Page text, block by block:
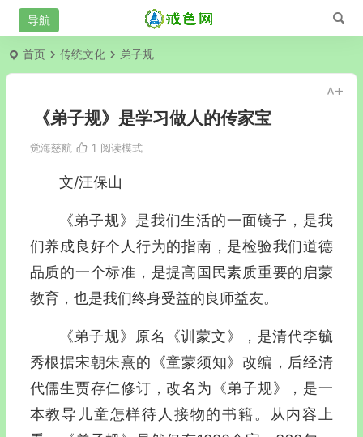
首页 传统文化 弟子规
《弟子规》是学习做人的传家宝
觉海慈航 1 阅读模式
文/汪保山
《弟子规》是我们生活的一面镜子，是我
们养成良好个人行为的指南，是检验我们道德
品质的一个标准，是提高国民素质重要的启蒙
教育，也是我们终身受益的良师益友。
《弟子规》原名《训蒙文》，是清代李毓
秀根据宋朝朱熹的《童蒙须知》改编，后经清
代儒生贾存仁修订，改名为《弟子规》，是一
本教导儿童怎样待人接物的书籍。从内容上